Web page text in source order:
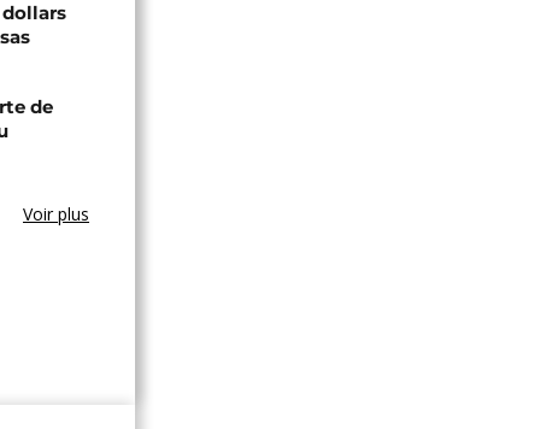
de
Voir plus